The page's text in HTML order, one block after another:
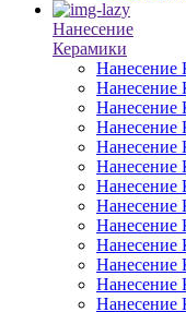
Нанесение
Керамики
Нанесение
Нанесение
Нанесение
Нанесение
Нанесение
Нанесение
Нанесение
Нанесение
Нанесение
Нанесение
Нанесение
Нанесение
Нанесение